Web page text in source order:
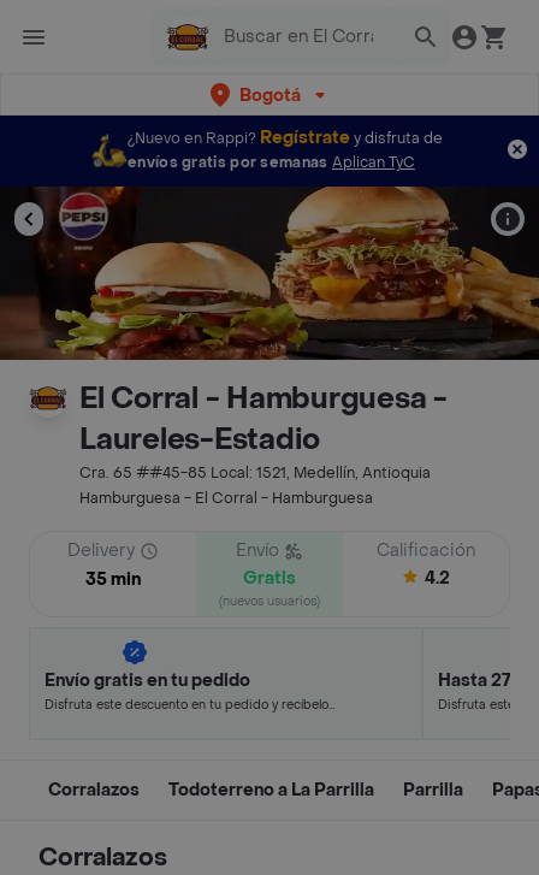
Bogotá
¿Nuevo en Rappi? Regístratey disfruta de
envíos gratis por semanas Aplican TyC
El Corral - Hamburguesa -
Laureles-Estadio
Cra. 65 ##45-85 Local: 1521, Medellín, Antioquia
Hamburguesa - El Corral - Hamburguesa
Delivery
35 min
Envío
Gratis
(nuevos usuarios)
Calificación
4.2
Envío gratis en tu pedido
Disfruta este descuento en tu pedido y recíbelo
Hasta 27%
Disfruta este
Corralazos Todoterreno a La Parrilla Parrilla
Corralazos